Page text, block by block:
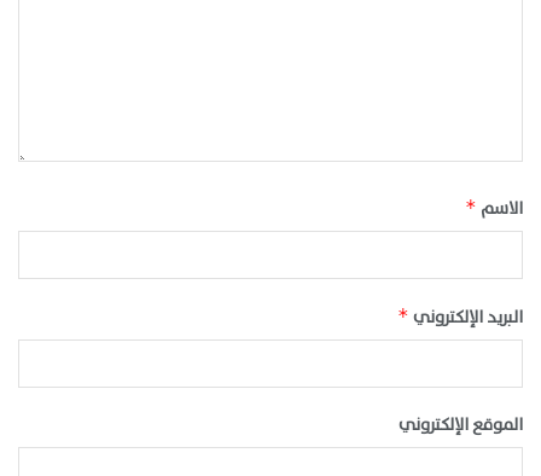
الاسم *
البريد الإلكتروني *
الموقع الإلكتروني